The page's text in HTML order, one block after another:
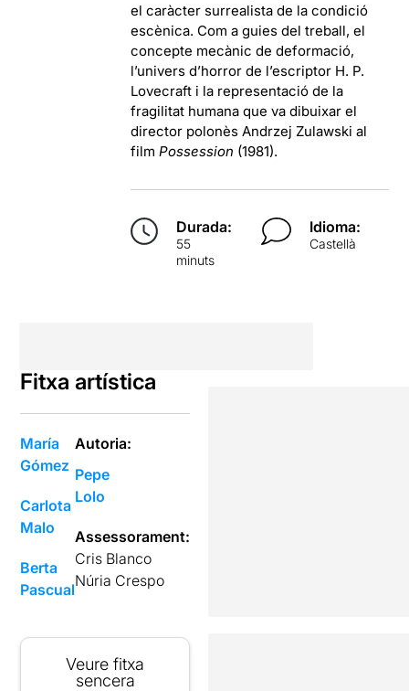
el caràcter surrealista de la condició
escènica. Com a guies del treball, el
concepte mecànic de deformació,
l’univers d’horror de l’escriptor H. P.
Lovecraft i la representació de la
fragilitat humana que va dibuixar el
director polonès Andrzej Zulawski al
filmPossession (1981).
Durada:
55
minuts
Idioma:
Castellà
Fitxa artística
María
Gómez
Carlota
Malo
Berta
Pascual
Autoria:
Pepe
Lolo
Assessorament:
Cris Blanco
Núria Crespo
Veure fitxa
sencera